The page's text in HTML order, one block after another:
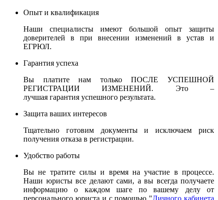
Опыт и квалификация
Наши специалисты имеют большой опыт защиты
доверителей в при внесении изменений в устав и
ЕГРЮЛ.
Гарантия успеха
Вы платите нам только ПОСЛЕ УСПЕШНОЙ
РЕГИСТРАЦИИ ИЗМЕНЕНИЙ. Это –
лучшая гарантия успешного результата.
Защита ваших интересов
Тщательно готовим документы и исключаем риск
получения отказа в регистрации.
Удобство работы
Вы не тратите силы и время на участие в процессе.
Наши юристы все делают сами, а вы всегда получаете
информацию о каждом шаге по вашему делу от
персонального юриста и с помощью "Личного кабинета